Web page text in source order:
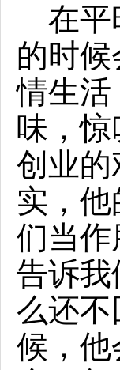
在平
的时
情生活
味，惊
创业的
实，
们当作
告诉我
么还不
候，他